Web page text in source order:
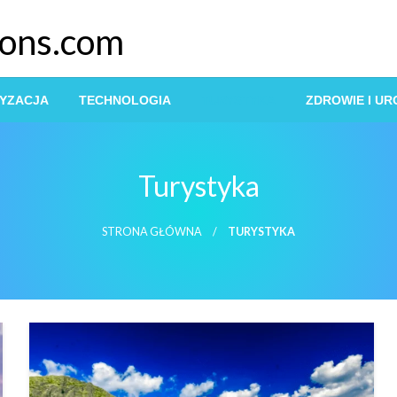
TECHNOLOGIA ZDROWIE I
Turystyka
STRONA GŁÓWNA TURYSTYKA